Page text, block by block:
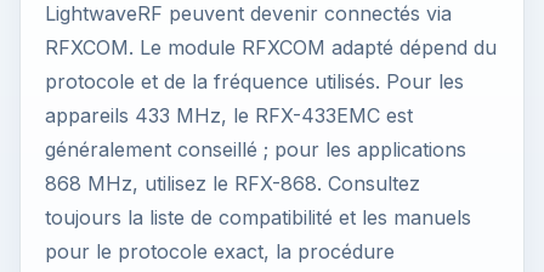
LightwaveRF peuvent devenir connectés via
RFXCOM. Le module RFXCOM adapté dépend du
protocole et de la fréquence utilisés. Pour les
appareils 433 MHz, le RFX-433EMC est
généralement conseillé ; pour les applications
868 MHz, utilisez le RFX-868. Consultez
toujours la liste de compatibilité et les manuels
pour le protocole exact, la procédure